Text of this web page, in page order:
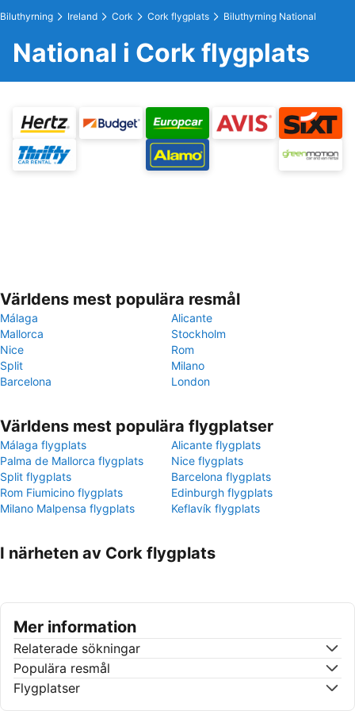
Biluthyrning Ireland Cork Cork flygplats Biluthyrning National
National i Cork flygplats
Världens mest populära resmål
Málaga
Alicante
Mallorca
Stockholm
Nice
Rom
Split
Milano
Barcelona
London
Världens mest populära flygplatser
Málaga flygplats
Alicante flygplats
Palma de Mallorca flygplats
Nice flygplats
Split flygplats
Barcelona flygplats
Rom Fiumicino flygplats
Edinburgh flygplats
Milano Malpensa flygplats
Keflavík flygplats
I närheten av Cork flygplats
Mer information
Relaterade sökningar
Populära resmål
Flygplatser